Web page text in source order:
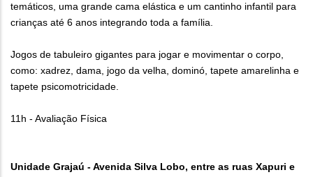
temáticos, uma grande cama elástica e um cantinho infantil para
crianças até 6 anos integrando toda a família.
Jogos de tabuleiro gigantes para jogar e movimentar o corpo,
como: xadrez, dama, jogo da velha, dominó, tapete amarelinha e
tapete psicomotricidade.
11h - Avaliação Física
Unidade Grajaú - Avenida Silva Lobo, entre as ruas Xapuri e